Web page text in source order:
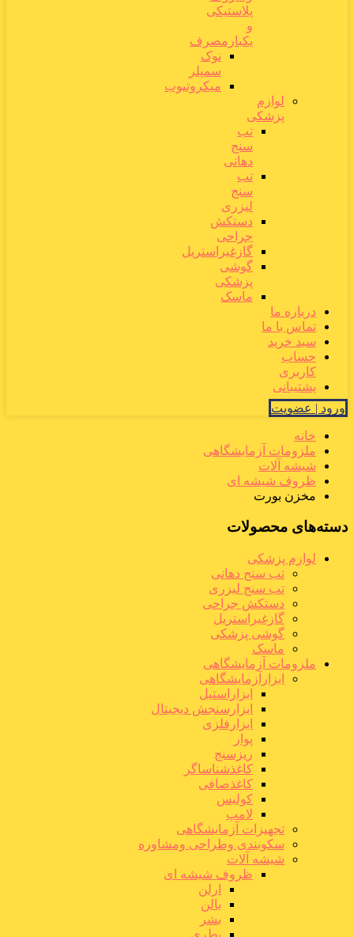
پلاستیکی
و
یکبارمصرف
نوک
سمپلر
میکروتیوب
لوازم
پزشکی
تب
سنج
دهانی
تب
سنج
لیزری
دستکش
جراحی
گازغیراستریل
گوشی
پزشکی
ماسک
درباره ما
تماس با ما
سبد خرید
حساب
کاربری
پشتیبانی
ورود | عضویت
خانه
ملزومات آزمایشگاهی
شیشه آلات
ظروف شیشه ای
مخزن بورت
دسته‌های محصولات
لوازم پزشکی
تب سنج دهانی
تب سنج لیزری
دستکش جراحی
گازغیراستریل
گوشی پزشکی
ماسک
ملزومات آزمایشگاهی
ابزارآزمایشگاهی
ابزاراستیل
ابزارسنجش دیجیتال
ابزارفلزی
پوار
ریزسنج
کاغذشناساگر
کاغذصافی
کولیس
لامپ
تجهیزات آزمایشگاهی
سکوبندی وطراحی ومشاوره
شیشه آلات
ظروف شیشه ای
ارلن
بالن
بشر
بطری